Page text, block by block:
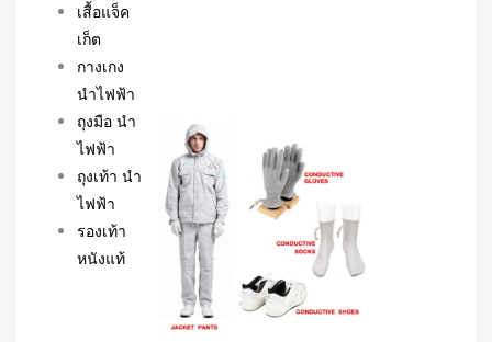
เสื้อแจ็ค
เก็ต
กางเกง
นำไฟฟ้า
ถุงมือ นำ
ไฟฟ้า
ถุงเท้า นำ
ไฟฟ้า
รองเท้า
หนังแท้